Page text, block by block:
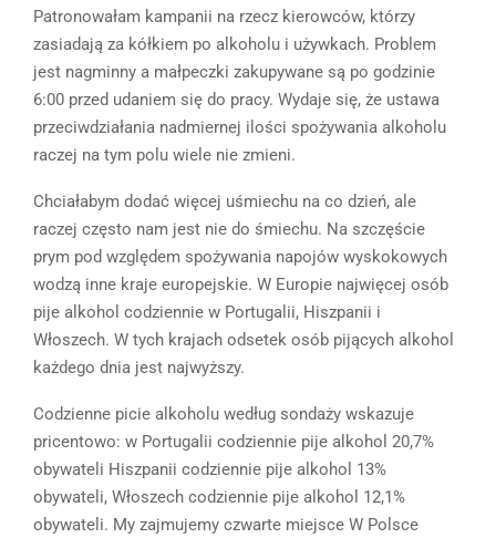
Patronowałam kampanii na rzecz kierowców, którzy
zasiadają za kółkiem po alkoholu i używkach. Problem
jest nagminny a małpeczki zakupywane są po godzinie
6:00 przed udaniem się do pracy. Wydaje się, że ustawa
przeciwdziałania nadmiernej ilości spożywania alkoholu
raczej na tym polu wiele nie zmieni.
Chciałabym dodać więcej uśmiechu na co dzień, ale
raczej często nam jest nie do śmiechu. Na szczęście
prym pod względem spożywania napojów wyskokowych
wodzą inne kraje europejskie. W Europie najwięcej osób
pije alkohol codziennie w Portugalii, Hiszpanii i
Włoszech. W tych krajach odsetek osób pijących alkohol
każdego dnia jest najwyższy.
Codzienne picie alkoholu według sondaży wskazuje
pricentowo: w Portugalii codziennie pije alkohol 20,7%
obywateli Hiszpanii codziennie pije alkohol 13%
obywateli, Włoszech codziennie pije alkohol 12,1%
obywateli. My zajmujemy czwarte miejsce W Polsce